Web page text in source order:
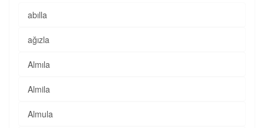
abılla
ağızla
Almıla
Almila
Almula